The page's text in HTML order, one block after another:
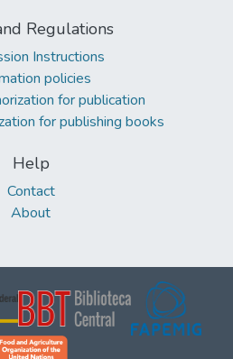
Regulations
Instructions
policies
for publication
for publishing books
Help
Contact
About